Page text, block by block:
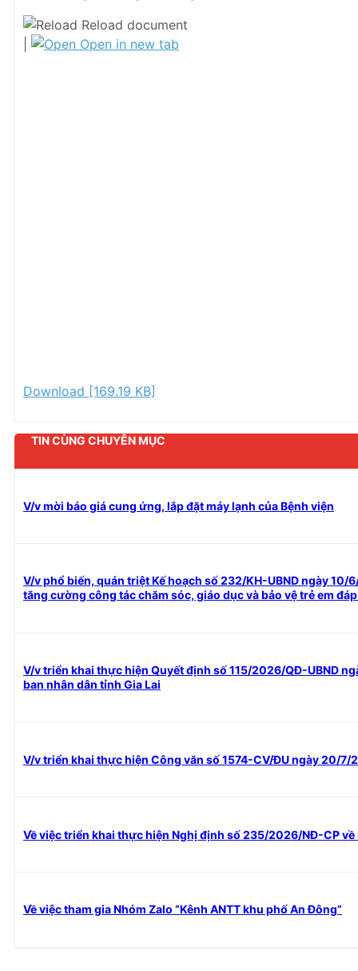
Reload document
Open in new tab
Download [169.19 KB]
TIN CÙNG CHUYÊN MỤC
V/v mời báo giá cung ứng, lắp đặt máy lạnh của Bệnh viện
V/v phổ biến, quán triệt Kế hoạch số 232/KH-UBND ngày
tăng cường công tác chăm sóc, giáo dục và bảo vệ trẻ em
V/v triển khai thực hiện Quyết định số 115/2026/QĐ-UBND
ban nhân dân tỉnh Gia Lai
V/v triển khai thực hiện Công văn số 1574-CV/ĐU ngày 20/
Về việc triển khai thực hiện Nghị định số 235/2026/NĐ-CP
Về việc tham gia Nhóm Zalo “Kênh ANTT khu phố An Đông”